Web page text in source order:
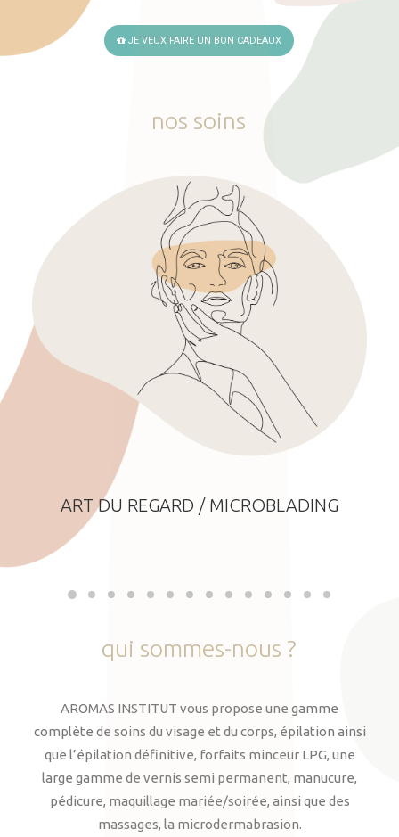
JE VEUX FAIRE UN BON CADEAUX
nos soins
ART DU REGARD / MICROBLADING
qui sommes-nous ?
AROMAS INSTITUT vous propose une gamme
complète de soins du visage et du corps, épilation ainsi
que l’épilation définitive, forfaits minceur LPG, une
large gamme de vernis semi permanent, manucure,
pédicure, maquillage mariée/soirée, ainsi que des
massages, la microdermabrasion.